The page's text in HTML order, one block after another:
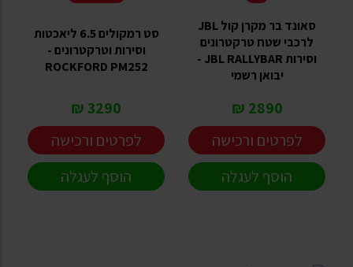
סאונד בר מקרן קול JBL
לרכבי שטח טרקטרונים
וסירות JBL RALLYBAR -
יבואן רשמי
2890 ₪
לפרטים ורכישה
הוסף לעגלה
סט רמקולים 6.5 ליאכטות
וסירות וטרקטרונים -
ROCKFORD PM252
3290 ₪
לפרטים ורכישה
הוסף לעגלה